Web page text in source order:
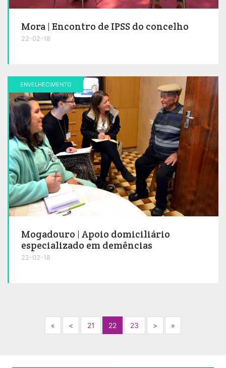
Mora | Encontro de IPSS do concelho
22-02-18
ENVELHECIMENTO
Mogadouro | Apoio domiciliário
especializado em demências
22-02-18
«Next< Previous
21 22 23 >Next»